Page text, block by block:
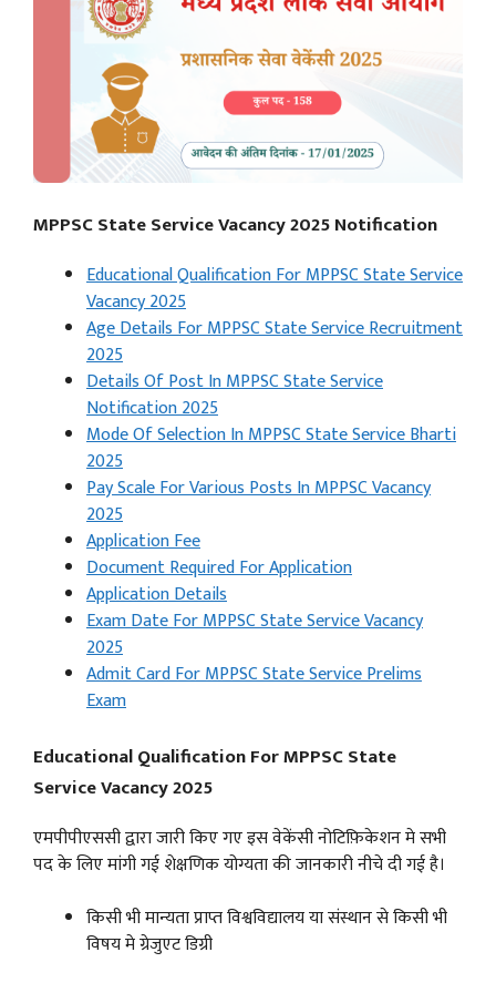
MPPSC State Service Vacancy 2025 Notification
Educational Qualification For MPPSC State Service
Vacancy 2025
Age Details For MPPSC State Service Recruitment
2025
Details Of Post In MPPSC State Service
Notification 2025
Mode Of Selection In MPPSC State Service Bharti
2025
Pay Scale For Various Posts In MPPSC Vacancy
2025
Application Fee
Document Required For Application
Application Details
Exam Date For MPPSC State Service Vacancy
2025
Admit Card For MPPSC State Service Prelims
Exam
Educational Qualification For MPPSC State
Service Vacancy 2025
एमपीपीएससी द्वारा जारी किए गए इस वेकेंसी नोटिफ़िकेशन मे सभी
पद के लिए मांगी गई शेक्षणिक योग्यता की जानकारी नीचे दी गई है।
किसी भी मान्यता प्राप्त विश्वविद्यालय या संस्थान से किसी भी
विषय मे ग्रेजुएट डिग्री